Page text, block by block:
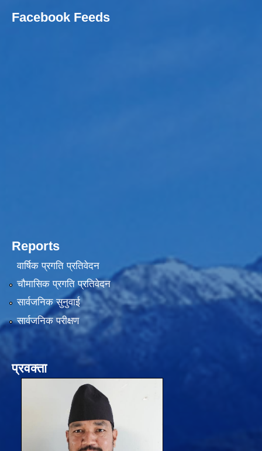
Facebook Feeds
Reports
वार्षिक प्रगति प्रतिवेदन
चौमासिक प्रगति प्रतिवेदन
सार्वजनिक सुनुवाई
सार्वजनिक परीक्षण
प्रवक्ता